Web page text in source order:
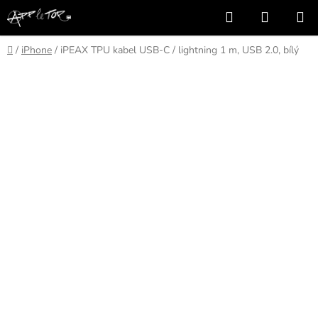
Přejít
na
obsah
Hledat
KOŠÍK
Domů
/ iPhone / iPEAX TPU kabel USB-C / lightning 1 m, USB 2.0, bílý